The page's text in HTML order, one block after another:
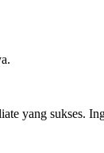
yang sukses.